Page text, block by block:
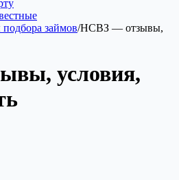
займов/НСВЗ — отзывы,
условия,